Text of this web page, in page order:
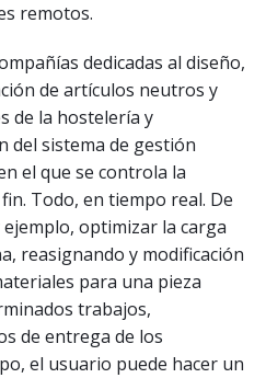
remotos.
dedicadas al diseño,
de artículos neutros y
de la hostelería y
del sistema de gestión
el que se controla la
Todo, en tiempo real. De
optimizar la carga
reasignando y modificación
para una pieza
trabajos,
de entrega de los
el usuario puede hacer un